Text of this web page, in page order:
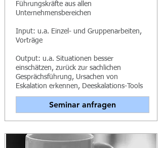
Führungskräfte aus allen
Unternehmensbereichen
Input: u.a. Einzel- und Gruppenarbeiten,
Vorträge
Output: u.a. Situationen besser
einschätzen, zurück zur sachlichen
Gesprächsführung, Ursachen von
Eskalation erkennen, Deeskalations-Tools
Seminar anfragen